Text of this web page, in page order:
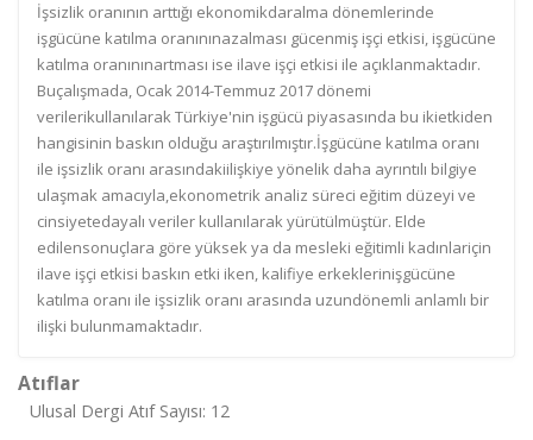
İşsizlik oranının arttığı ekonomikdaralma dönemlerinde
işgücüne katılma oranınınazalması gücenmiş işçi etkisi, işgücüne
katılma oranınınartması ise ilave işçi etkisi ile açıklanmaktadır.
Buçalışmada, Ocak 2014-Temmuz 2017 dönemi
verilerikullanılarak Türkiye'nin işgücü piyasasında bu ikietkiden
hangisinin baskın olduğu araştırılmıştır.İşgücüne katılma oranı
ile işsizlik oranı arasındakiilişkiye yönelik daha ayrıntılı bilgiye
ulaşmak amacıyla,ekonometrik analiz süreci eğitim düzeyi ve
cinsiyetedayalı veriler kullanılarak yürütülmüştür. Elde
edilensonuçlara göre yüksek ya da mesleki eğitimli kadınlariçin
ilave işçi etkisi baskın etki iken, kalifiye erkeklerinişgücüne
katılma oranı ile işsizlik oranı arasında uzundönemli anlamlı bir
ilişki bulunmamaktadır.
Atıflar
Ulusal Dergi Atıf Sayısı: 12